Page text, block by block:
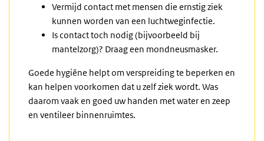
Vermijd contact met mensen die ernstig ziek
kunnen worden van een luchtweginfectie.
Is contact toch nodig (bijvoorbeeld bij
mantelzorg)? Draag een mondneusmasker.
Goede hygiëne helpt om verspreiding te beperken en
kan helpen voorkomen dat u zelf ziek wordt. Was
daarom vaak en goed uw handen met water en zeep
en ventileer binnenruimtes.